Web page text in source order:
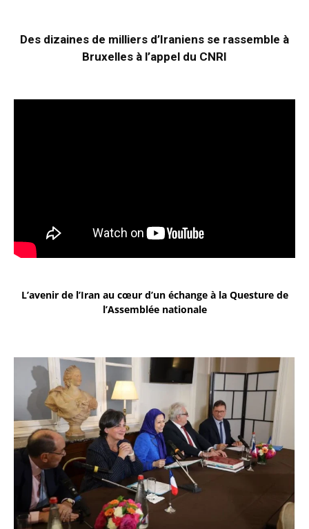
Des dizaines de milliers d’Iraniens se rassemble à
Bruxelles à l’appel du CNRI
L’avenir de l’Iran au cœur d’un échange à la Questure de
l’Assemblée nationale